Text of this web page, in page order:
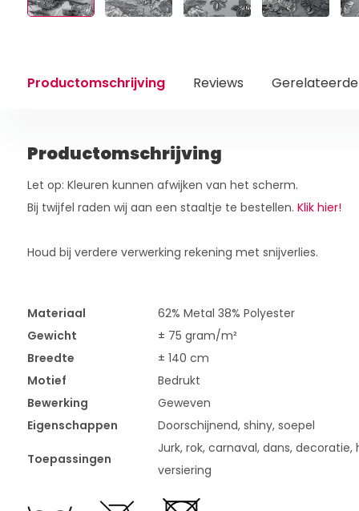
Productomschrijving Reviews
Productomschrijving
Let op: Kleuren kunnen afwijken van het scherm.
Bij twijfel raden wij aan een staaltje te bestellen. Klik hier!
Houd bij verdere verwerking rekening met snijverlies.
Materiaal
62% Metal 38% Polyester
Gewicht
± 75 gram/m²
Breedte
± 140 cm
Motief
Bedrukt
Bewerking
Geweven
Eigenschappen
Doorschijnend, shiny, soepel
Toepassingen
Jurk, rok, carnaval, dans,
versiering